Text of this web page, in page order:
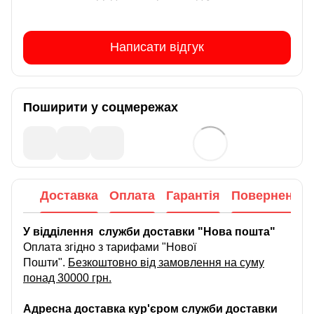
Написати відгук
Поширити у соцмережах
Доставка Оплата Гарантія Повернення
У відділення служби доставки "Нова пошта"
Оплата згідно з тарифами "Нової
Пошти". Безкоштовно від замовлення на суму
понад 30000 грн.
Адресна доставка кур'єром служби доставки